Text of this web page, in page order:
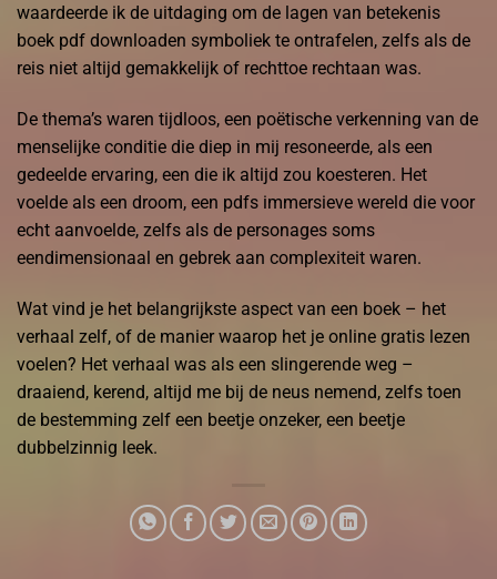
waardeerde ik de uitdaging om de lagen van betekenis
boek pdf downloaden symboliek te ontrafelen, zelfs als de
reis niet altijd gemakkelijk of rechttoe rechtaan was.
De thema’s waren tijdloos, een poëtische verkenning van de
menselijke conditie die diep in mij resoneerde, als een
gedeelde ervaring, een die ik altijd zou koesteren. Het
voelde als een droom, een pdfs immersieve wereld die voor
echt aanvoelde, zelfs als de personages soms
eendimensionaal en gebrek aan complexiteit waren.
Wat vind je het belangrijkste aspect van een boek – het
verhaal zelf, of de manier waarop het je online gratis lezen
voelen? Het verhaal was als een slingerende weg –
draaiend, kerend, altijd me bij de neus nemend, zelfs toen
de bestemming zelf een beetje onzeker, een beetje
dubbelzinnig leek.